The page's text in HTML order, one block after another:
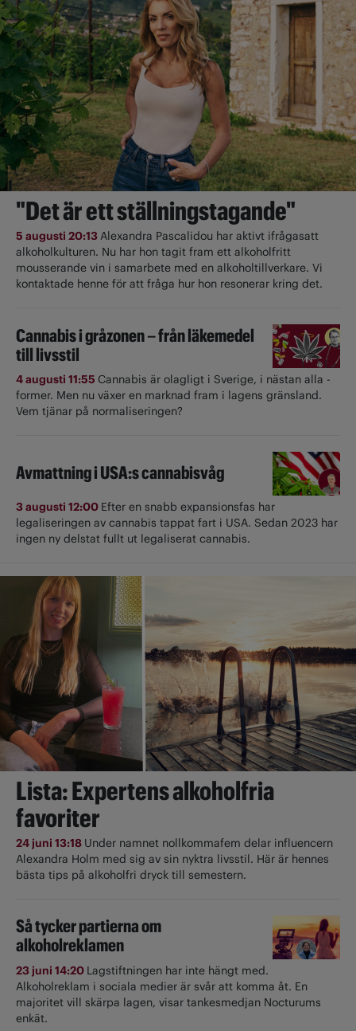
"Det är ett ställningstagande"
5 augusti 20:13Alexandra Pascalidou har aktivt ifrågasatt
alkoholkulturen. Nu har hon tagit fram ett alkoholfritt
mousserande vin i samarbete med en alkoholtillverkare. Vi
kontaktade henne för att fråga hur hon resonerar kring det.
Cannabis i gråzonen – från läkemedel
till livsstil
4 augusti 11:55 Cannabis är olagligt i ­Sverige, i nästan alla ­
former. Men nu växer en marknad fram i lagens gränsland.
Vem tjänar på normaliseringen?
Avmattning i USA:s cannabisvåg
3 augusti 12:00 Efter en snabb expansionsfas har
legaliseringen av cannabis tappat fart i USA. Sedan 2023 har
ingen ny delstat fullt ut ­legaliserat cannabis.
Lista: Expertens alkoholfria
favoriter
24 juni 13:18 Under namnet nollkommafem delar influencern
Alexandra Holm med sig av sin nyktra livsstil. Här är hennes
bästa tips på alkoholfri dryck till semestern.
Så tycker partierna om
alkoholreklamen
23 juni 14:20 Lagstiftningen har inte hängt med.
Alkoholreklam i sociala medier är svår att komma åt. En
majoritet vill skärpa lagen, visar tankesmedjan Nocturums
enkät.